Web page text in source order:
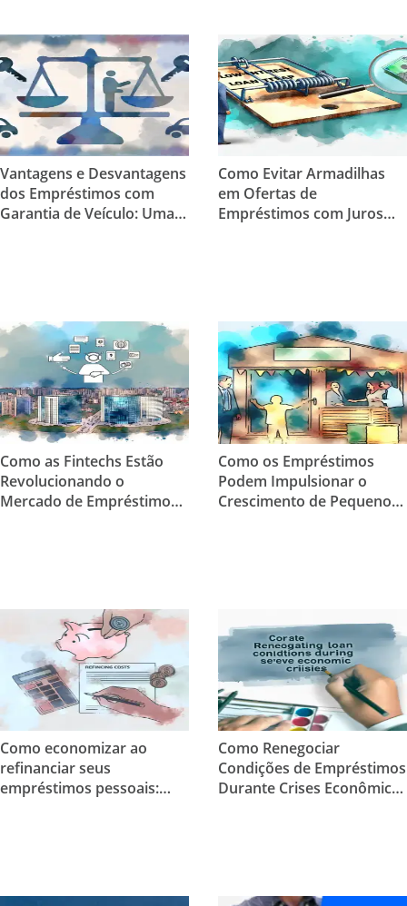
Vantagens e Desvantagens
dos Empréstimos com
Garantia de Veículo: Uma
Como Evitar Armadilhas
em Ofertas de
Empréstimos com Juros
Como as Fintechs Estão
Revolucionando o
Mercado de Empréstimos
Como os Empréstimos
Podem Impulsionar o
Crescimento de Pequenos
Como economizar ao
refinanciar seus
empréstimos pessoais:
Como Renegociar
Condições de Empréstimos
Durante Crises Econômicas